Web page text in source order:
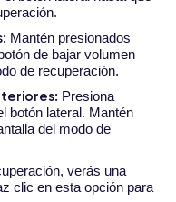
Mantén presionados
de bajar volumen
de recuperación.
Presiona
botón lateral. Mantén
del modo de
verás una
clic en esta opción para